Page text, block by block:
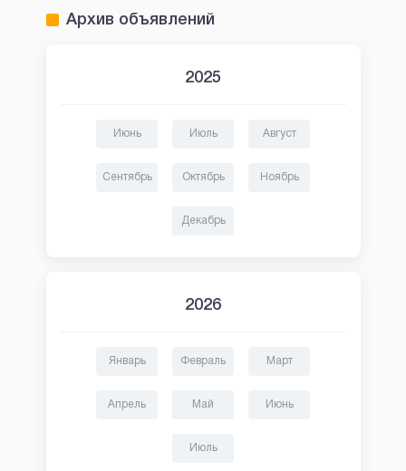
Архив объявлений
2025
Июнь Июль Август
Сентябрь Октябрь Ноябрь
Декабрь
2026
Январь Февраль Март
Апрель Май Июнь
Июль